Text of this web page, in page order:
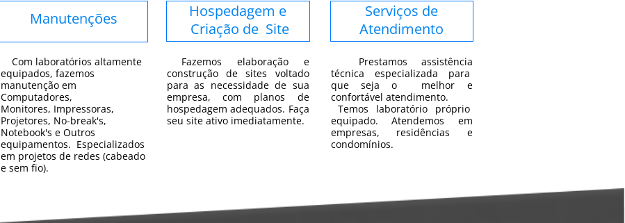
Manutenções
Com laboratórios altamente
equipados, fazemos
manutenção em
Computadores,
Monitores, Impressoras,
Projetores, No-break's,
Notebook's e Outros
equipamentos. Especializados
em projetos de redes (cabeado
e sem fio).
Hospedagem e
Criação de Site
Fazemos elaboração e
construção de sites voltado
para as necessidade de sua
empresa, com planos de
hospedagem adequados. Faça
seu site ativo imediatamente.
Serviços de
Atendimento
Prestamos assistência
técnica especializada para
que seja o melhor e
confortável atendimento.
Temos laboratório próprio
equipado. Atendemos em
empresas, residências e
condomínios.